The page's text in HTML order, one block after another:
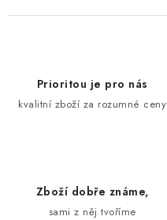
Prioritou je pro nás
kvalitní zboží za rozumné ceny
Zboží dobře známe,
sami z něj tvoříme